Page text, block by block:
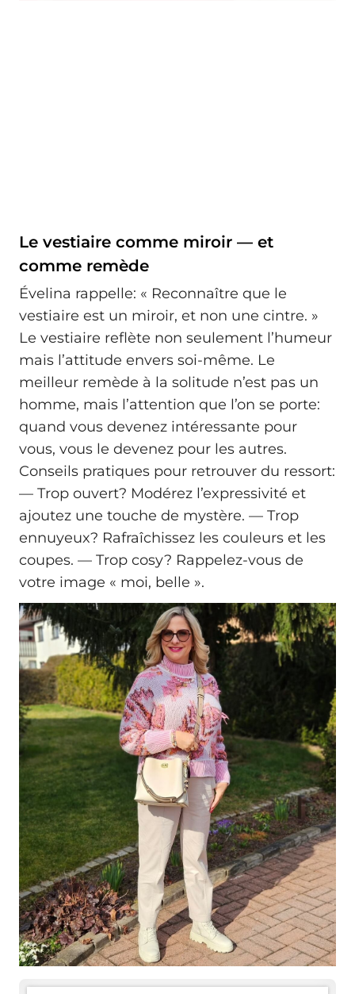
Le vestiaire comme miroir — et
comme remède
Évelina rappelle: « Reconnaître que le
vestiaire est un miroir, et non une cintre. »
Le vestiaire reflète non seulement l’humeur
mais l’attitude envers soi-même. Le
meilleur remède à la solitude n’est pas un
homme, mais l’attention que l’on se porte:
quand vous devenez intéressante pour
vous, vous le devenez pour les autres.
Conseils pratiques pour retrouver du ressort:
— Trop ouvert? Modérez l’expressivité et
ajoutez une touche de mystère. — Trop
ennuyeux? Rafraîchissez les couleurs et les
coupes. — Trop cosy? Rappelez-vous de
votre image « moi, belle ».